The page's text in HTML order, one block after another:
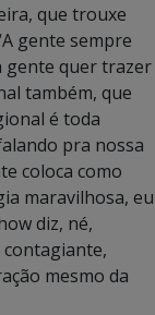
que trouxe
gente sempre
gente quer trazer
também, que
é toda
pra nossa
coloca como
maravilhosa, eu
diz, né,
mesmo da